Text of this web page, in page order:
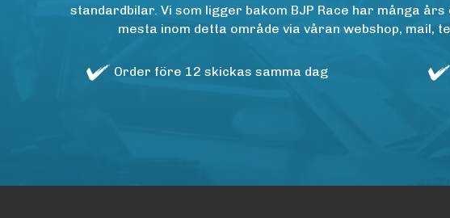
standardbilar. Vi som ligger bakom BJP Race har många
mesta inom detta område via våran webshop, mail,
Order före 12 skickas samma dag